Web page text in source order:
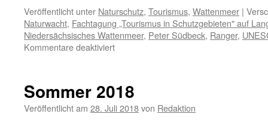
Veröffentlicht unter Naturschutz, Tourismus, Wattenmeer |
Naturwacht, Fachtagung „Tourismus in Schutzgebieten" auf
Niedersächsisches Wattenmeer, Peter Südbeck, Ranger,
Kommentare deaktiviertfür
in
Schutzgebieten
Sommer 2018
Veröffentlicht am 28. Juli 2018von Redaktion